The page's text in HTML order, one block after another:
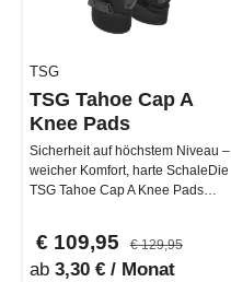
TSG
TSG Tahoe Cap A
Knee Pads
Sicherheit auf höchstem Niveau –
weicher Komfort, harte SchaleDie
TSG Tahoe Cap A Knee Pads
€ 109,95 € 129,95
ab 3,30 € / Monat